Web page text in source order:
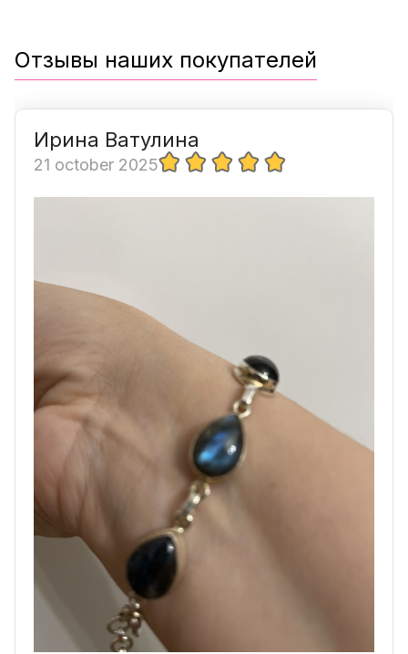
Отзывы наших покупателей
Ирина Ватулина
21 october 2025